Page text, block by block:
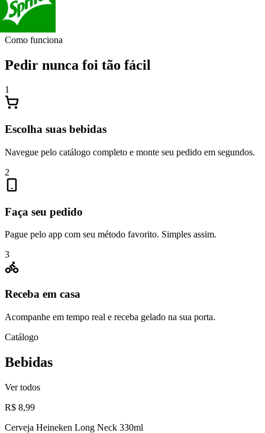
Como funciona
Pedir nunca foi tão fácil
1
Escolha suas bebidas
Navegue pelo catálogo completo e monte seu pedido em segundos.
2
Faça seu pedido
Pague pelo app com seu método favorito. Simples assim.
3
Receba em casa
Acompanhe em tempo real e receba gelado na sua porta.
Catálogo
Bebidas
Ver todos
R$ 8,99
Cerveja Heineken Long Neck 330ml